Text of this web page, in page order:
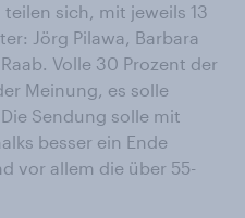
sich, mit jeweils 13
Jörg Pilawa, Barbara
Volle 30 Prozent der
Meinung, es solle
Sendung solle mit
besser ein Ende
vor allem die über 55-